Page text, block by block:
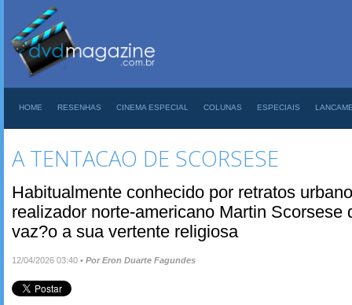
HOME RESENHAS CINEMA ESPECIAL COLUNAS ESPECIAIS
A TENTACAO DE SCORSESE
Habitualmente conhecido por retratos
realizador norte-americano Martin Scorsese
vaz?o a sua vertente religiosa
12/04/2026 03:40 • Por Eron Duarte Fagundes